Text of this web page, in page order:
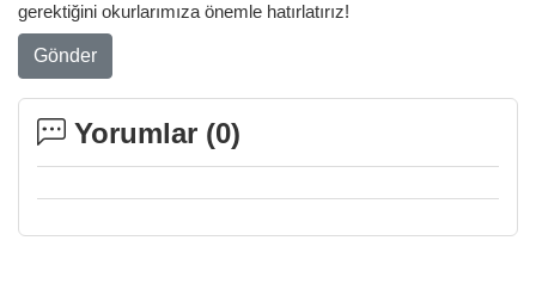
gerektiğini okurlarımıza önemle hatırlatırız!
Gönder
Yorumlar (0)